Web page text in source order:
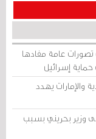
تصورات عامة مفادها
حماية إسرائيل
والإمارات يهدد
وزير بحريني بسبب